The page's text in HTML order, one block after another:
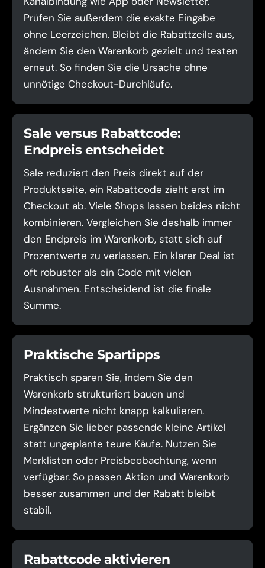
Prüfen Sie außerdem die exakte Eingabe
ohne Leerzeichen. Bleibt die Rabattzeile aus,
ändern Sie den Warenkorb gezielt und testen
erneut. So finden Sie die Ursache ohne
unnötige Checkout-Durchläufe.
Sale versus Rabattcode:
Endpreis entscheidet
Sale reduziert den Preis direkt auf der
Produktseite, ein Rabattcode zieht erst im
Checkout ab. Viele Shops lassen beides nicht
kombinieren. Vergleichen Sie deshalb immer
den Endpreis im Warenkorb, statt sich auf
Prozentwerte zu verlassen. Ein klarer Deal ist
oft robuster als ein Code mit vielen
Ausnahmen. Entscheidend ist die finale
Summe.
Praktische Spartipps
Praktisch sparen Sie, indem Sie den
Warenkorb strukturiert bauen und
Mindestwerte nicht knapp kalkulieren.
Ergänzen Sie lieber passende kleine Artikel
statt ungeplante teure Käufe. Nutzen Sie
Merklisten oder Preisbeobachtung, wenn
verfügbar. So passen Aktion und Warenkorb
besser zusammen und der Rabatt bleibt
stabil.
Rabattcode aktivieren